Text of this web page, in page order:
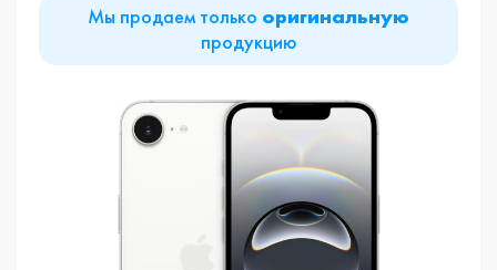
Мы продаем только оригинальную
продукцию